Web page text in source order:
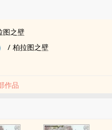
图之壁
/ 柏拉图之壁
作品